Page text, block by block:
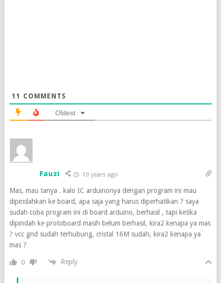
11 COMMENTS
Oldest
Fauzi 10 years ago
Mas, mau tanya . kalo IC arduinonya dengan program ini mau
dipindahkan ke board, apa saja yang harus diperhatikan ? saya
sudah coba program ini di board arduino, berhasil , tapi ketika
dipindah ke protoboard masih belum berhasil, kira2 kenapa ya mas
? vcc gnd sudah terhubung, cristal 16M sudah, kira2 kenapa ya
mas ?
0 Reply